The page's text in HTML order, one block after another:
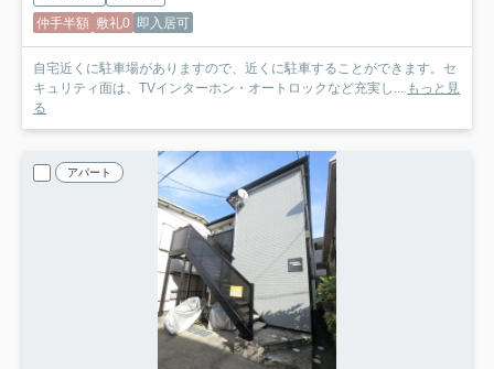
仲手半額 敷礼0 即入居可
自宅近くに駐車場がありますので、近くに駐車することができます。セ
キュリティ面は、TVインターホン・オートロックなど充実し...
もっと見
る
アパート